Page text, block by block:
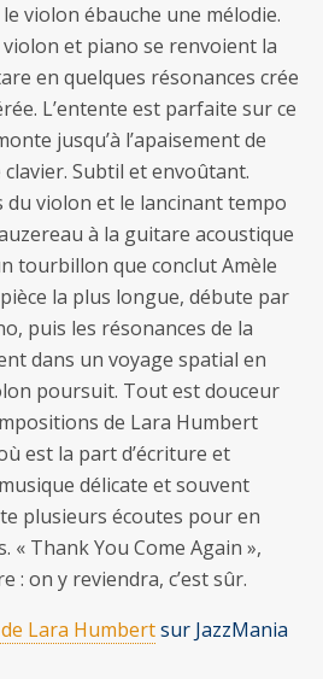
le violon ébauche une mélodie.
violon et piano se renvoient la
en quelques résonances crée
L’entente est parfaite sur ce
jusqu’à l’apaisement de
Subtil et envoûtant.
du violon et le lancinant tempo
à la guitare acoustique
tourbillon que conclut Amèle
la plus longue, débute par
puis les résonances de la
dans un voyage spatial en
poursuit. Tout est douceur
de Lara Humbert
est la part d’écriture et
délicate et souvent
plusieurs écoutes pour en
« Thank You Come Again »,
: on y reviendra, c’est sûr.
Lara Humbertsur JazzMania